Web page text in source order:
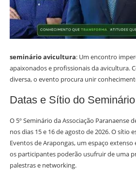
seminário avicultura: Um encontro
apaixonados e profissionais da avicultura.
diversa, o evento procura unir
Datas e Sítio do Seminário
O 5º Seminário da Associação Paranaense
nos dias 15 e 16 de agosto de 2026. O sítio
Eventos de Arapongas, um espaço
os participantes poderão usufruir de uma
palestras e networking.